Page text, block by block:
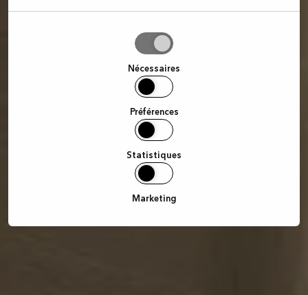
Nécessaires
Préférences
Statistiques
Marketing